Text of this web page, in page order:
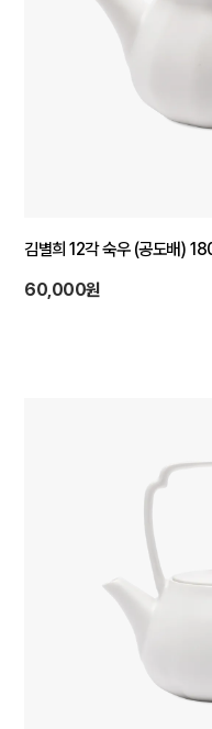
김별희 12각 숙우 (공도배)
60,000원